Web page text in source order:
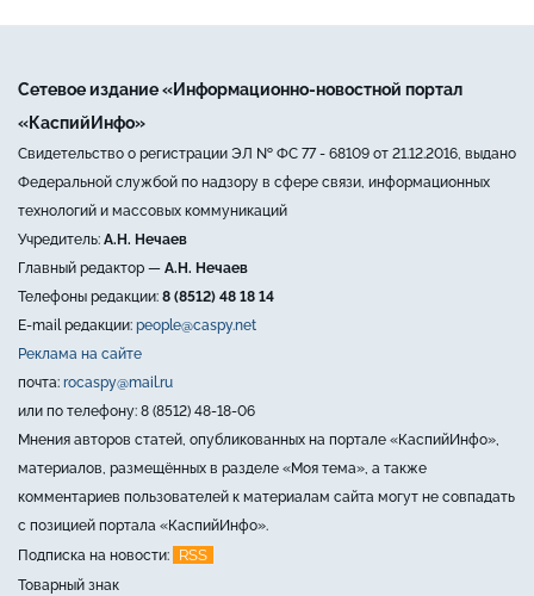
Сетевое издание «Информационно-новостной портал
«КаспийИнфо»
Свидетельство о регистрации ЭЛ № ФС 77 - 68109 от 21.12.2016, выдано
Федеральной службой по надзору в сфере связи, информационных
технологий и массовых коммуникаций
Учредитель: А.Н. Нечаев
Главный редактор — А.Н. Нечаев
Телефоны редакции: 8 (8512) 48 18 14
E-mail редакции: people@caspy.net
Реклама на сайте
почта: rocaspy@mail.ru
или по телефону: 8 (8512) 48-18-06
Мнения авторов статей, опубликованных на портале «КаспийИнфо»,
материалов, размещённых в разделе «Моя тема», а также
комментариев пользователей к материалам сайта могут не совпадать
с позицией портала «КаспийИнфо».
Подписка на новости:
RSS
Товарный знак